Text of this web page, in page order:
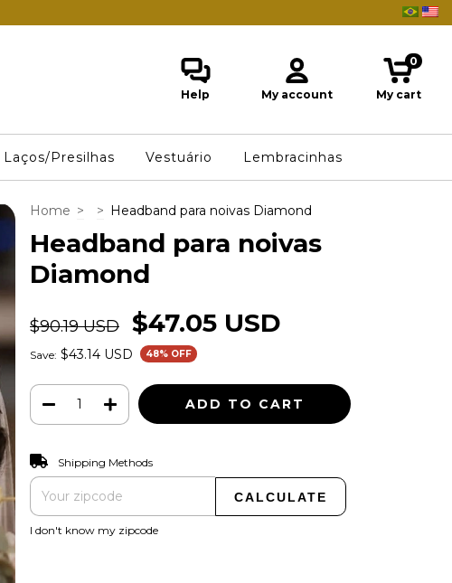
Help My account My cart
0
Laços/Presilhas Vestuário Lembracinhas
Home > > Headband para noivas Diamond
Headband para noivas
Diamond
$90.19 USD $47.05 USD
Save: $43.14 USD 48% OFF
Shipping for zipcode:
Shipping Methods
CALCULATE
I don't know my zipcode